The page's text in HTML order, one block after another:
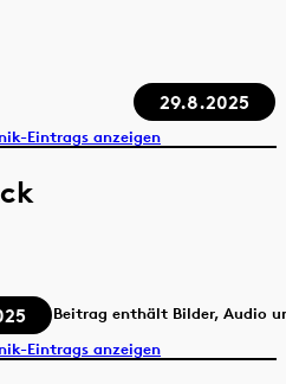
29.8.2025
Eintrags anzeigen
Beitrag enthält Bilder, Audio
Eintrags anzeigen